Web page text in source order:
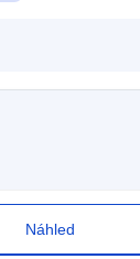
Náhled